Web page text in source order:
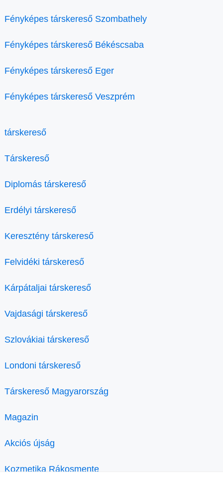
Fényképes társkereső Szombathely
Fényképes társkereső Békéscsaba
Fényképes társkereső Eger
Fényképes társkereső Veszprém
társkereső
Társkereső
Diplomás társkereső
Erdélyi társkereső
Keresztény társkereső
Felvidéki társkereső
Kárpátaljai társkereső
Vajdasági társkereső
Szlovákiai társkereső
Londoni társkereső
Társkereső Magyarország
Magazin
Akciós újság
Kozmetika Rákosmente